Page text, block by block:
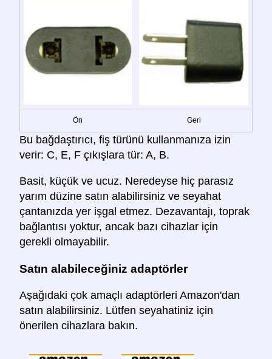
Ön Geri
Bu bağdaştırıcı, fiş türünü kullanmanıza izin
verir: C, E, F çıkışlara tür: A, B.
Basit, küçük ve ucuz. Neredeyse hiç parasız
yarım düzine satın alabilirsiniz ve seyahat
çantanızda yer işgal etmez. Dezavantajı, toprak
bağlantısı yoktur, ancak bazı cihazlar için
gerekli olmayabilir.
Satın alabileceğiniz adaptörler
Aşağıdaki çok amaçlı adaptörleri Amazon'dan
satın alabilirsiniz. Lütfen seyahatiniz için
önerilen cihazlara bakın.